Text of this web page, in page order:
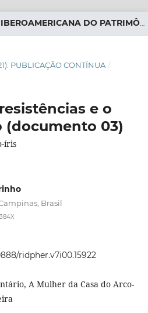
RIDPHE_R REVISTA IBEROAMERICANA DO PATRIMÔNIO HISTÓRICO-EDUCATIVO
PUBLICAÇÃO CONTÍNUA /
e o
03)
íris
Brasil
ridpher.v7i00.15922
A Mulher da Casa do Arco-